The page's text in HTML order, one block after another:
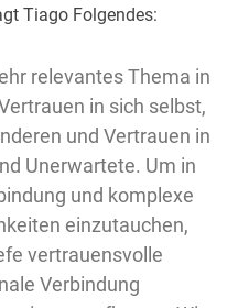
Tiago Folgendes:
relevantes Thema in
in sich selbst,
und Vertrauen in
Unerwartete. Um in
und komplexe
einzutauchen,
vertrauensvolle
Verbindung